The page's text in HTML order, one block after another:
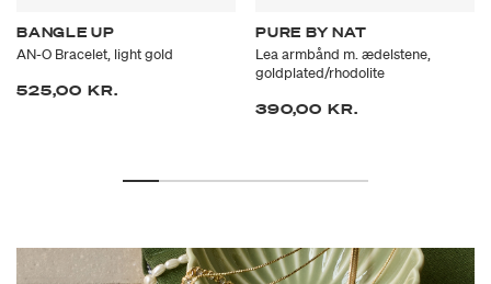
BANGLE UP
AN-O Bracelet, light gold
525,00 KR.
PURE BY NAT
Lea armbånd m. ædelstene,
goldplated/rhodolite
390,00 KR.